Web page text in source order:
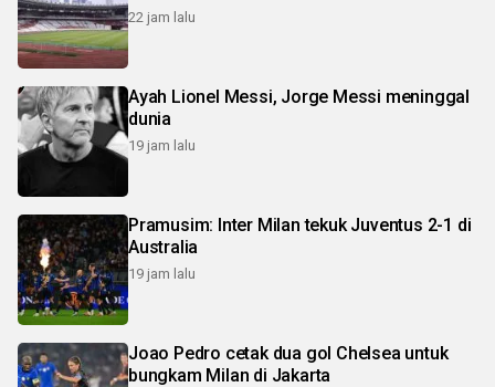
22 jam lalu
Ayah Lionel Messi, Jorge Messi meninggal
dunia
19 jam lalu
Pramusim: Inter Milan tekuk Juventus 2-1 di
Australia
19 jam lalu
Joao Pedro cetak dua gol Chelsea untuk
bungkam Milan di Jakarta